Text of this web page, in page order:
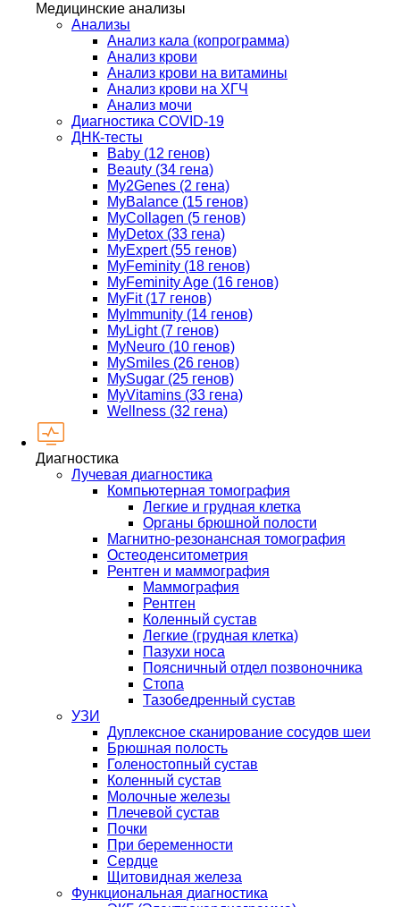
Медицинские анализы
Анализы
Анализ кала (копрограмма)
Анализ крови
Анализ крови на витамины
Анализ крови на ХГЧ
Анализ мочи
Диагностика COVID-19
ДНК-тесты
Baby (12 генов)
Beauty (34 гена)
My2Genes (2 гена)
MyBalance (15 генов)
MyCollagen (5 генов)
MyDetox (33 гена)
MyExpert (55 генов)
MyFeminity (18 генов)
MyFeminity Age (16 генов)
MyFit (17 генов)
MyImmunity (14 генов)
MyLight (7 генов)
MyNeuro (10 генов)
MySmiles (26 генов)
MySugar (25 генов)
MyVitamins (33 гена)
Wellness (32 гена)
Диагностика
Лучевая диагностика
Компьютерная томография
Легкие и грудная клетка
Органы брюшной полости
Магнитно-резонансная томография
Остеоденситометрия
Рентген и маммография
Маммография
Рентген
Коленный сустав
Легкие (грудная клетка)
Пазухи носа
Поясничный отдел позвоночника
Стопа
Тазобедренный сустав
УЗИ
Дуплексное сканирование сосудов шеи
Брюшная полость
Голеностопный сустав
Коленный сустав
Молочные железы
Плечевой сустав
Почки
При беременности
Сердце
Щитовидная железа
Функциональная диагностика